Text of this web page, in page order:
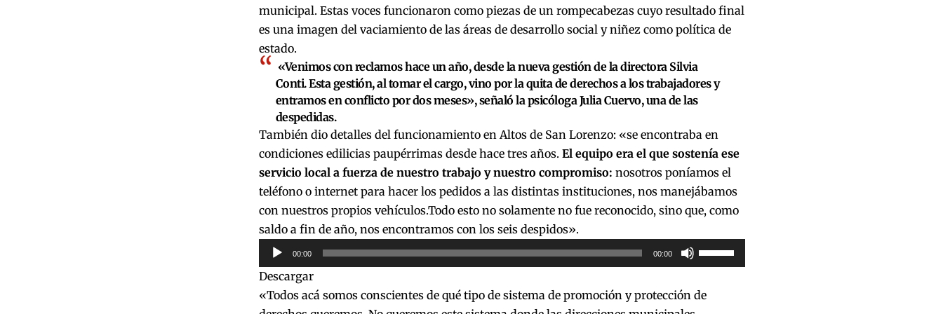
municipal. Estas voces funcionaron como piezas de un rompecabezas cuyo resultado final
es una imagen del vaciamiento de las áreas de desarrollo social y niñez como política de
estado.
«Venimos con reclamos hace un año, desde la nueva gestión de la directora Silvia
Conti. Esta gestión, al tomar el cargo, vino por la quita de derechos a los trabajadores y
entramos en conflicto por dos meses», señaló la psicóloga Julia Cuervo, una de las
despedidas.
También dio detalles del funcionamiento en Altos de San Lorenzo: «se encontraba en
condiciones edilicias paupérrimas desde hace tres años. El equipo era el que sostenía ese
servicio local a fuerza de nuestro trabajo y nuestro compromiso: nosotros poníamos el
teléfono o internet para hacer los pedidos a las distintas instituciones, nos manejábamos
con nuestros propios vehículos.Todo esto no solamente no fue reconocido, sino que, como
saldo a fin de año, nos encontramos con los seis despidos».
Reproductor
de
audio
00:00 00:00
Utiliza
las
Descargar
«Todos acá somos conscientes de qué tipo de sistema de promoción y protección de